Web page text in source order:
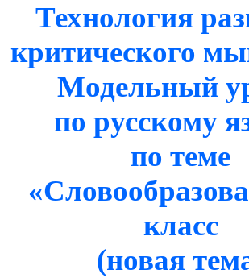
Технология
критического
Модельный
по русскому
по теме
класс
(новая